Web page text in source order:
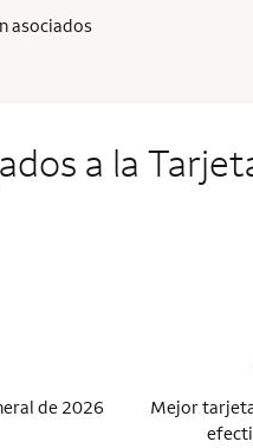
asociados
a la
de 2026
Mejor